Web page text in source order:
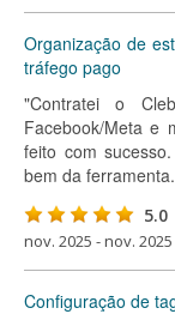
Organização de
tráfego pago
"Contratei o
Facebook/Meta e
feito com
bem da
5.0
nov. 2025 - nov. 2025
Configuração de